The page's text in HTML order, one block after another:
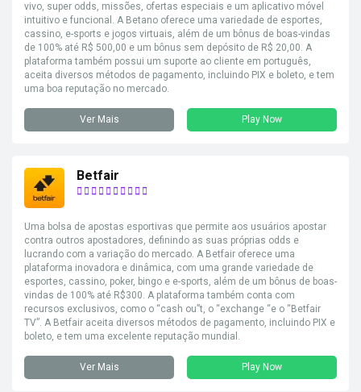
vivo, super odds, missões, ofertas especiais e um aplicativo móvel
intuitivo e funcional. A Betano oferece uma variedade de esportes,
cassino, e-sports e jogos virtuais, além de um bônus de boas-vindas
de 100% até R$ 500,00 e um bônus sem depósito de R$ 20,00. A
plataforma também possui um suporte ao cliente em português,
aceita diversos métodos de pagamento, incluindo PIX e boleto, e tem
uma boa reputação no mercado.
Ver Mais Play Now
Betfair
Uma bolsa de apostas esportivas que permite aos usuários apostar
contra outros apostadores, definindo as suas próprias odds e
lucrando com a variação do mercado. A Betfair oferece uma
plataforma inovadora e dinâmica, com uma grande variedade de
esportes, cassino, poker, bingo e e-sports, além de um bônus de boas-
vindas de 100% até R$300. A plataforma também conta com
recursos exclusivos, como o “cash ou”t, o “exchange “e o “Betfair
TV”. A Betfair aceita diversos métodos de pagamento, incluindo PIX e
boleto, e tem uma excelente reputação mundial.
Ver Mais Play Now